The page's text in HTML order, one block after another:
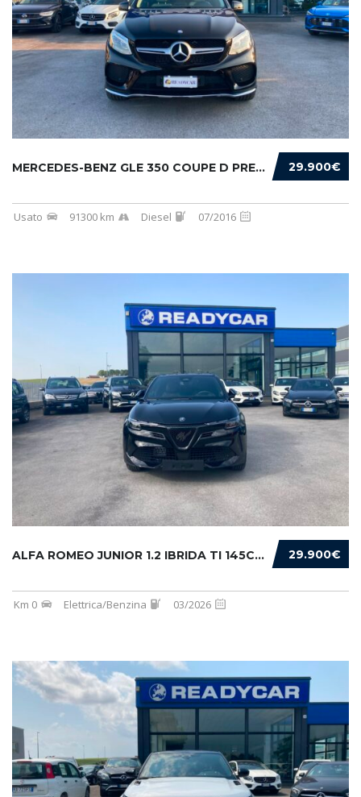
29.900€
MERCEDES-BENZ GLE 350 COUPE D PREMIUM 4MATIC...
Usato 91300 km Diesel 07/2016
29.900€
ALFA ROMEO JUNIOR 1.2 IBRIDA TI 145CV EDCT6
Km 0 Elettrica/Benzina 03/2026